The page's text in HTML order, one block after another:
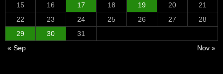
15
16 17 18 19 20
21
22
23 24 25 26 27
28
29
30
31
« Sep
Nov »